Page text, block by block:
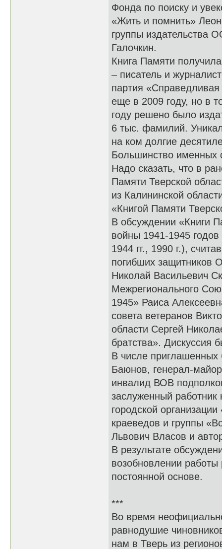
Фонда по поиску и
«Жить и помнить»
группы издательства
Галочкин.
Книга Памяти
– писатель и
партия
еще в 2009 году, но в
году решено было
6 тыс. фамилий.
на ком долгие
Большинство именных
Надо сказать, что в
Памяти Тверской
из Калининской
«Книгой Памяти
В обсуждении «Книги
войны 1941-1945
1944 гг., 1990 г.),
погибших защитников
Николай Васильевич
Межрегионального
1945» Раиса
совета ветеранов
области Сергей
братства». Дискуссия
В числе
Баюнов, генерал-
инвалид ВОВ
заслуженный
городской
краеведов и группы
Львович Власов и
В результате
возобновлении работы
постоянной основе.
***
Во время
равнодушие
нам в Тверь из